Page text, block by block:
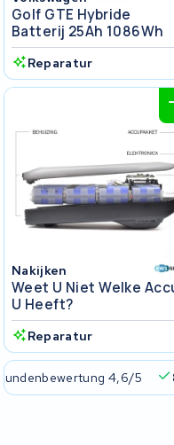
Golf GTE Hybride
Batterij 25Ah 1086Wh
Reparatur
Nakijken
Weet U Niet Welke
U Heeft?
Reparatur
4,6/5